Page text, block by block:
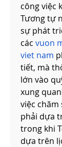
công việc
Tương tự
sự phát
các vuon
viet nam
tiết, mà
lớn vào
xung
việc chăm
phải dựa
trong khi
dựa trên